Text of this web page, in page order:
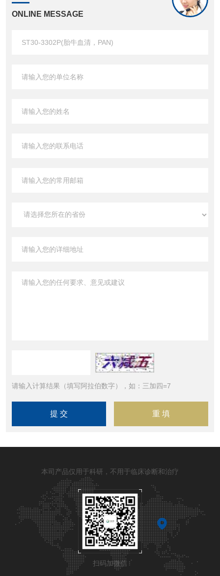
ONLINE MESSAGE
请输入计算结果（填写阿拉伯数字），如：三加四=7
本司产品仅用于科研，不用于临床诊断和治疗
扫码加微信